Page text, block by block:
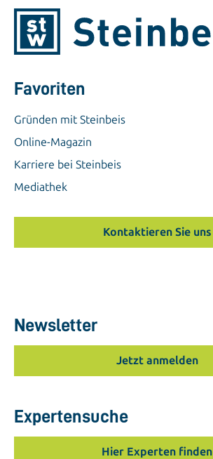
Favoriten
Gründen mit Steinbeis
Online-Magazin
Karriere bei Steinbeis
Mediathek
Kontaktieren Sie uns
Newsletter
Jetzt anmelden
Expertensuche
Hier Experten finden